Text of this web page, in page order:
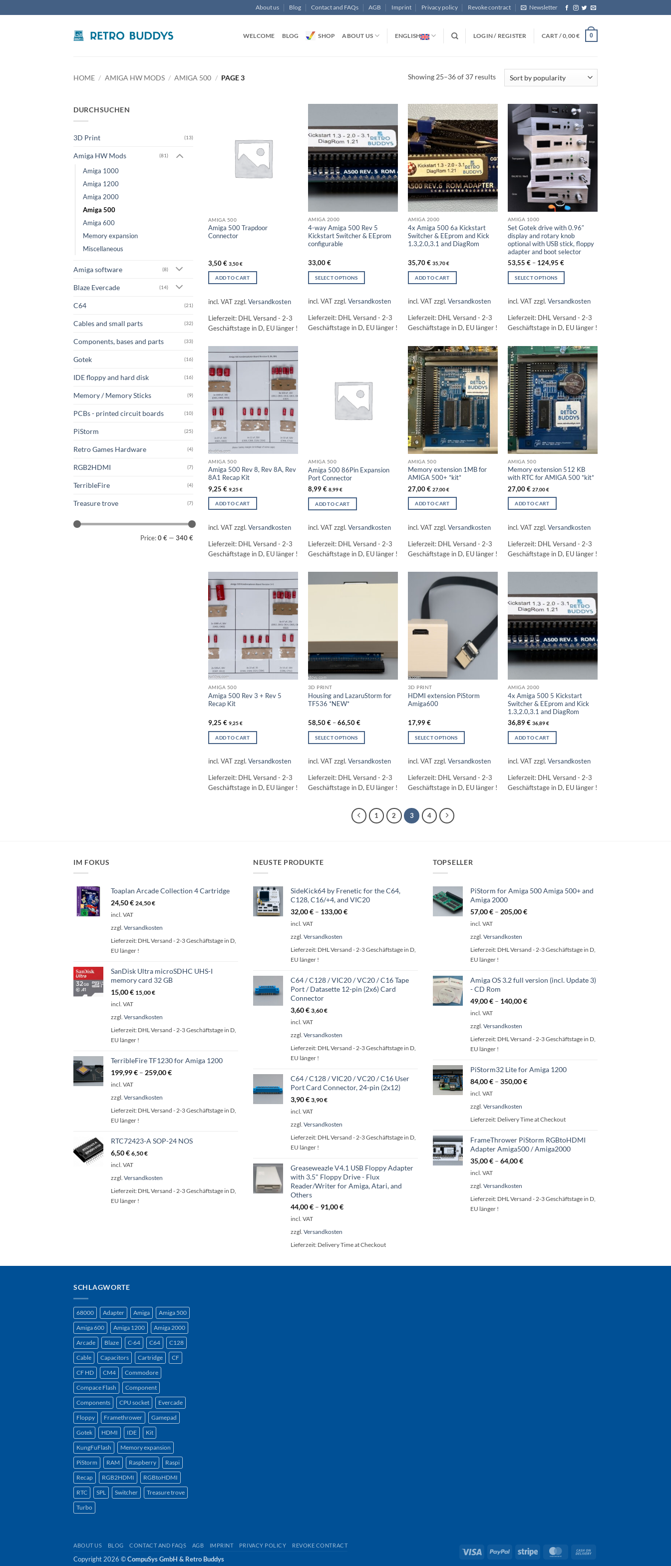
to
About us Blog Contact and FAQs AGB Imprint Privacy policy Revoke contract Newsletter
WELCOME BLOG SHOP ABOUT US ENGLISH LOGIN / REGISTER CART /0,00€ 0
HOME / AMIGA HW MODS / AMIGA 500 / PAGE 3 Showing 25–36 of 37 resultsSorted
DURCHSUCHEN
3D Print (13)
Amiga HW Mods (81)
Amiga 1000
Amiga 1200
Amiga 2000
Amiga 500
Amiga 600
Memory expansion
Miscellaneous
Amiga software (8)
Blaze Evercade (14)
C64 (21)
Cables and small parts (32)
Components, bases and parts (33)
Gotek (16)
IDE floppy and hard disk (16)
Memory / Memory Sticks (9)
PCBs - printed circuit boards (10)
PiStorm (25)
Retro Games Hardware (4)
RGB2HDMI (7)
TerribleFire (4)
Treasure trove (7)
Price: 0 € — 340 €
AMIGA 500
Amiga 500 Trapdoor
Connector
3,50€ 3,50€
ADD TO CART
incl. VAT zzgl. Versandkosten
Lieferzeit: DHL Versand - 2-3
Geschäftstage in D, EU länger !
AMIGA 2000
4-way Amiga 500 Rev 5
Kickstart Switcher & EEprom
configurable
33,00€
SELECT OPTIONS
product
multiple
variants.
incl. VAT zzgl. Versandkosten
Lieferzeit: DHL Versand - 2-3
Geschäftstage in D, EU länger !
AMIGA 2000
4x Amiga 500 6a Kickstart
Switcher & EEprom and Kick
1.3,2.0,3.1 and DiagRom
35,70€ 35,70€
ADD TO CART
incl. VAT zzgl. Versandkosten
Lieferzeit: DHL Versand - 2-3
Geschäftstage in D, EU länger !
AMIGA 1000
Set Gotek drive with 0.96″
display and rotary knob
optional with USB stick, floppy
adapter and boot selector
53,55 €– 124,95 €
SELECT OPTIONS
product
multiple
variants.
options
may
be
chosen
on
the
product
page
incl. VAT zzgl. Versandkosten
Lieferzeit: DHL Versand - 2-3
Geschäftstage in D, EU länger !
AMIGA 500
Amiga 500 Rev 8, Rev 8A, Rev
8A1 Recap Kit
9,25 € 9,25€
ADD TO CART
incl. VAT zzgl. Versandkosten
Lieferzeit: DHL Versand - 2-3
Geschäftstage in D, EU länger !
AMIGA 500
Amiga 500 86Pin Expansion
Port Connector
8,99€ 8,99€
ADD TO CART
incl. VAT zzgl. Versandkosten
Lieferzeit: DHL Versand - 2-3
Geschäftstage in D, EU länger !
AMIGA 500
Memory extension 1MB for
AMIGA 500+ *kit*
27,00€ 27,00€
ADD TO CART
incl. VAT zzgl. Versandkosten
Lieferzeit: DHL Versand - 2-3
Geschäftstage in D, EU länger !
AMIGA 500
Memory extension 512 KB
with RTC for AMIGA 500 *kit*
27,00€ 27,00€
ADD TO CART
incl. VAT zzgl. Versandkosten
Lieferzeit: DHL Versand - 2-3
Geschäftstage in D, EU länger !
AMIGA 500
Amiga 500 Rev 3 + Rev 5
Recap Kit
9,25 € 9,25€
ADD TO CART
incl. VAT zzgl. Versandkosten
Lieferzeit: DHL Versand - 2-3
Geschäftstage in D, EU länger !
3D PRINT
Housing and LazaruStorm for
TF536 *NEW*
58,50€–66,50€
SELECT OPTIONS
product
multiple
variants.
the
incl. VAT zzgl. Versandkosten
Lieferzeit: DHL Versand - 2-3
Geschäftstage in D, EU länger !
3D PRINT
HDMI extension PiStorm
Amiga600
17,99€
SELECT OPTIONS
product
multiple
variants.
options
may
incl. VAT zzgl. Versandkosten
Lieferzeit: DHL Versand - 2-3
Geschäftstage in D, EU länger !
AMIGA 2000
4x Amiga 500 5 Kickstart
Switcher & EEprom and Kick
1.3,2.0,3.1 and DiagRom
36,89€ 36,89€
ADD TO CART
incl. VAT zzgl. Versandkosten
Lieferzeit: DHL Versand - 2-3
Geschäftstage in D, EU länger !
1 2 3 4
IM FOKUS
Toaplan Arcade Collection 4 Cartridge
24,50€ 24,50€
incl. VAT
zzgl. Versandkosten
Lieferzeit: DHL Versand - 2-3 Geschäftstage in D,
EU länger !
SanDisk Ultra microSDHC UHS-I
memory card 32 GB
15,00€ 15,00€
incl. VAT
zzgl. Versandkosten
Lieferzeit: DHL Versand - 2-3 Geschäftstage in D,
EU länger !
TerribleFire TF1230 for Amiga 1200
199,99€ – 259,00€
incl. VAT
zzgl. Versandkosten
Lieferzeit: DHL Versand - 2-3 Geschäftstage in D,
EU länger !
RTC72423-A SOP-24 NOS
6,50€ 6,50€
incl. VAT
zzgl. Versandkosten
Lieferzeit: DHL Versand - 2-3 Geschäftstage in D,
EU länger !
NEUSTE PRODUKTE
SideKick64 by Frenetic for the C64,
C128, C16/+4, and VIC20
32,00€ – 133,00€
incl. VAT
zzgl. Versandkosten
Lieferzeit: DHL Versand - 2-3 Geschäftstage in D,
EU länger !
C64 / C128 / VIC20 / VC20 / C16 Tape
Port / Datasette 12-pin (2x6) Card
Connector
3,60€ 3,60€
incl. VAT
zzgl. Versandkosten
Lieferzeit: DHL Versand - 2-3 Geschäftstage in D,
EU länger !
C64 / C128 / VIC20 / VC20 / C16 User
Port Card Connector, 24-pin (2x12)
3,90€ 3,90€
incl. VAT
zzgl. Versandkosten
Lieferzeit: DHL Versand - 2-3 Geschäftstage in D,
EU länger !
Greaseweazle V4.1 USB Floppy Adapter
with 3.5" Floppy Drive - Flux
Reader/Writer for Amiga, Atari, and
Others
44,00€ – 91,00€
incl. VAT
zzgl. Versandkosten
Lieferzeit: Delivery Time at Checkout
TOPSELLER
PiStorm for Amiga 500 Amiga 500+ and
Amiga 2000
57,00€ – 205,00€
incl. VAT
zzgl. Versandkosten
Lieferzeit: DHL Versand - 2-3 Geschäftstage in D,
EU länger !
Amiga OS 3.2 full version (incl. Update 3)
- CD Rom
49,00€ – 140,00€
incl. VAT
zzgl. Versandkosten
Lieferzeit: DHL Versand - 2-3 Geschäftstage in D,
EU länger !
PiStorm32 Lite for Amiga 1200
84,00€ – 350,00€
incl. VAT
zzgl. Versandkosten
Lieferzeit: Delivery Time at Checkout
FrameThrower PiStorm RGBtoHDMI
Adapter Amiga500 / Amiga2000
35,00€ – 64,00€
incl. VAT
zzgl. Versandkosten
Lieferzeit: DHL Versand - 2-3 Geschäftstage in D,
EU länger !
SCHLAGWORTE
68000 Adapter Amiga Amiga 500
Amiga 600 Amiga 1200 Amiga 2000
Arcade Blaze C-64 C64 C128
Cable Capacitors Cartridge CF
CF HD CM4 Commodore
Compace Flash Component
Components CPU socket Evercade
Floppy Framethrower Gamepad
Gotek HDMI IDE Kit
KungFuFlash Memory expansion
PiStorm RAM Raspberry Raspi
Recap RGB2HDMI RGBtoHDMI
RTC SPL Switcher Treasure trove
Turbo
Visa PayPal Stripe MasterCard
ABOUT US BLOG CONTACT AND FAQS AGB IMPRINT PRIVACY POLICY REVOKE CONTRACT
Copyright 2026 ©CompuSys GmbH & Retro Buddys